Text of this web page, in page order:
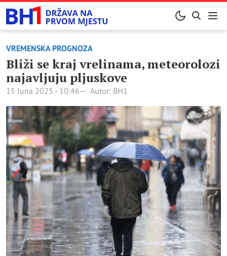
VREMENSKA PROGNOZA
Bliži se kraj vrelinama, meteorolozi
najavljuju pljuskove
15 Juna 2025 - 10:46 Autor: BH1